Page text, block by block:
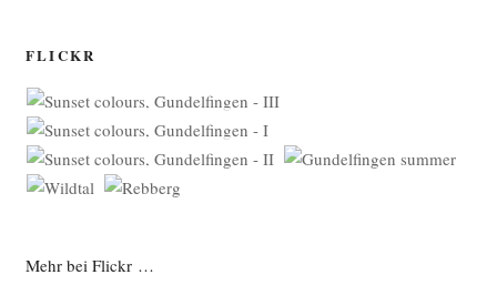
FLICKR
Mehr bei Flickr …